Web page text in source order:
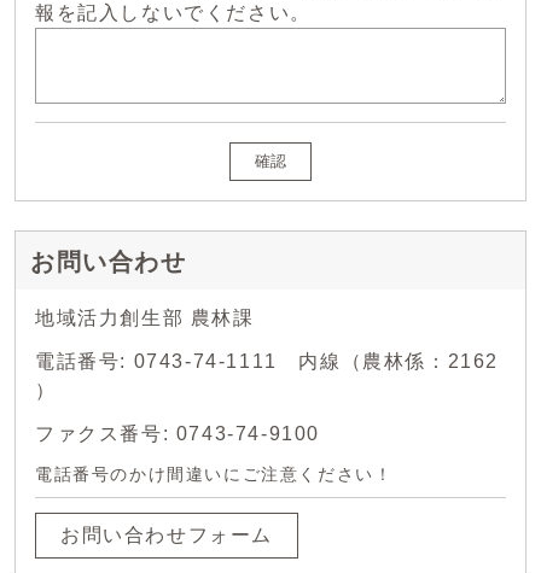
報を記入しないでください。
確認
お問い合わせ
地域活力創生部 農林課
電話番号: 0743-74-1111 内線（農林係：2162
）
ファクス番号: 0743-74-9100
電話番号のかけ間違いにご注意ください！
お問い合わせフォーム